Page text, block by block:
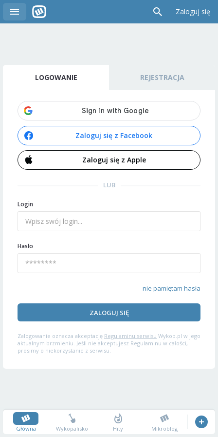
Zaloguj się
LOGOWANIE REJESTRACJA
Zaloguj się z Facebook
Zaloguj się z Apple
LUB
Login
Hasło
nie pamiętam hasła
ZALOGUJ SIĘ
Zalogowanie oznacza akceptację Regulaminu serwisu Wykop.pl w jego
aktualnym brzmieniu. Jeśli nie akceptujesz Regulaminu w całości,
prosimy o niekorzystanie z serwisu.
Główna Wykopalisko Hity Mikroblog